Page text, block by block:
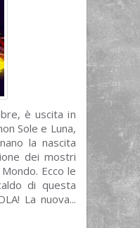
è uscita in
Sole e Luna,
la nascita
dei mostri
Ecco le
di questa
La nuova...